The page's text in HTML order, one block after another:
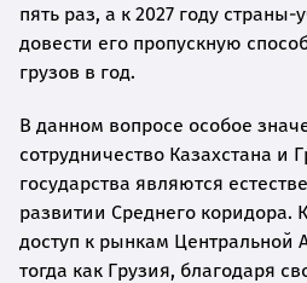
пять раз, а к 2027 году
довести его пропускную
грузов в год.
В данном вопросе особое
сотрудничество Казахстана и
государства являются
развитии Среднего коридора.
доступ к рынкам Центральной
тогда как Грузия, благодаря